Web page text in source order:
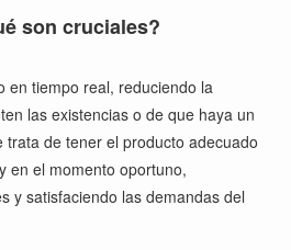
son cruciales?
en tiempo real, reduciendo la
las existencias o de que haya un
trata de tener el producto adecuado
en el momento oportuno,
y satisfaciendo las demandas del